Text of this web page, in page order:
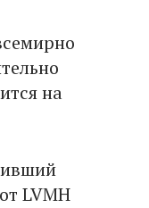
на
LVMH